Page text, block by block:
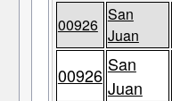
00926
San
Juan
00926 San
Juan